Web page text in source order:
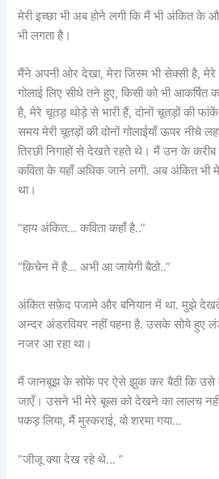
मेरी इच्छा भी अब होने लगी कि मैं भी अंकित
भी लगता है।
मैंने अपनी ओर देखा, मेरा जिस्म भी सेक्सी है, मेरे
गोलाई लिए सीधे तने हुए, किसी को भी
है, मेरे चूतड़ थोड़े से भारी हैं, दोनों चूतड़ों की
समय मेरी चूतड़ों की दोनों गोलाईयाँ ऊपर नीचे
तिरछी निगाहों से देखते रहते थे। मैं उन के
कविता के यहाँ अधिक जाने लगी. अब अंकित
था।
“हाय अंकित… कविता कहाँ है..”
“किचेन में है… अभी आ जायेगी बैठो..”
अंकित सफ़ेद पजामे और बनियान में था. मुझे
अन्दर अंडरवियर नहीं पहना है. उसके सोये हुए
नजर आ रहा था।
मैं जानबूझ के सोफे पर ऐसे झुक कर बैठी कि उसे
जाएँ। उसने भी मेरे बूब्स को देखने का लालच
पकड़ लिया, मैं मुस्कराई, वो शरमा गया…
“जीजू क्या देख रहे थे… ”